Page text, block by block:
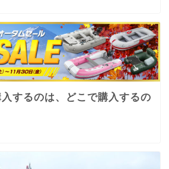
するのは、どこで購入するの